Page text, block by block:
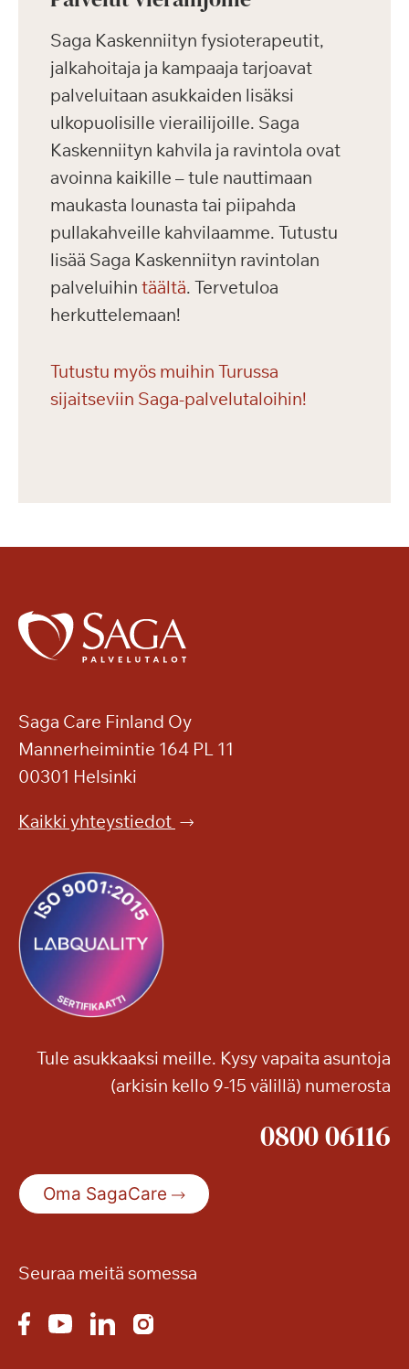
Saga Kaskenniityn fysioterapeutit,
jalkahoitaja ja kampaaja tarjoavat
palveluitaan asukkaiden lisäksi
ulkopuolisille vierailijoille. Saga
Kaskenniityn kahvila ja ravintola ovat
avoinna kaikille – tule nauttimaan
maukasta lounasta tai piipahda
pullakahveille kahvilaamme. Tutustu
lisää Saga Kaskenniityn ravintolan
palveluihin täältä. Tervetuloa
herkuttelemaan!
Tutustu myös muihin Turussa
sijaitseviin Saga-palvelutaloihin!
Saga Care Finland Oy
Mannerheimintie 164 PL 11
00301 Helsinki
Kaikki yhteystiedot
Tule asukkaaksi meille. Kysy vapaita asuntoja
(arkisin kello 9-15 välillä) numerosta
0800 06116
Oma SagaCare
Seuraa meitä somessa